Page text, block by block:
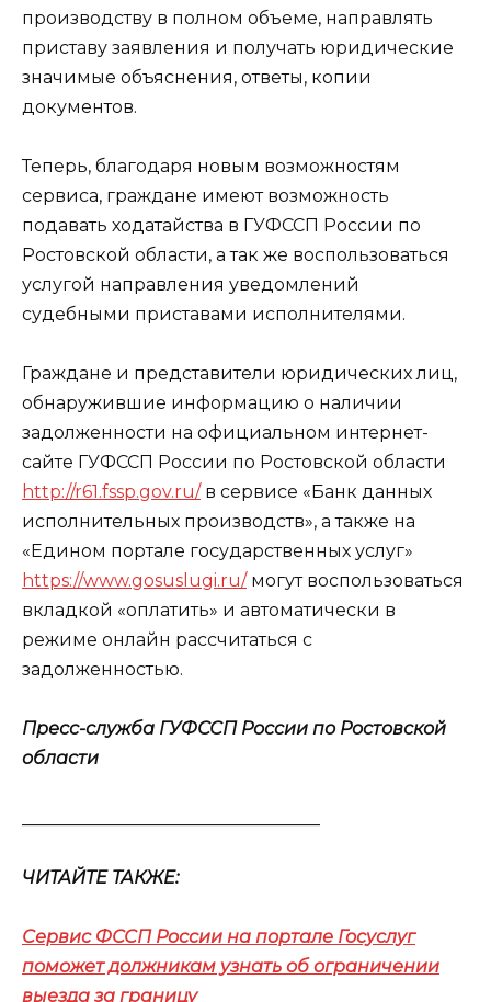
производству в полном объеме, направлять
приставу заявления и получать юридические
значимые объяснения, ответы, копии
документов.
Теперь, благодаря новым возможностям
сервиса, граждане имеют возможность
подавать ходатайства в ГУФССП России по
Ростовской области, а так же воспользоваться
услугой направления уведомлений
судебными приставами исполнителями.
Граждане и представители юридических лиц,
обнаружившие информацию о наличии
задолженности на официальном интернет-
сайте ГУФССП России по Ростовской области
http://r61.fssp.gov.ru/ в сервисе «Банк данных
исполнительных производств», а также на
«Едином портале государственных услуг»
https://www.gosuslugi.ru/ могут воспользоваться
вкладкой «оплатить» и автоматически в
режиме онлайн рассчитаться с
задолженностью.
Пресс-служба ГУФССП России по Ростовской
области
ЧИТАЙТЕ ТАКЖЕ:
Сервис ФССП России на портале Госуслуг
поможет должникам узнать об ограничении
выезда за границу